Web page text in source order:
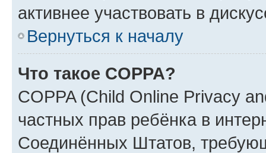
активнее участвовать в
Вернуться к началу
Что такое COPPA?
COPPA (Child Online Privacy
частных прав ребёнка в
Соединённых Штатов,